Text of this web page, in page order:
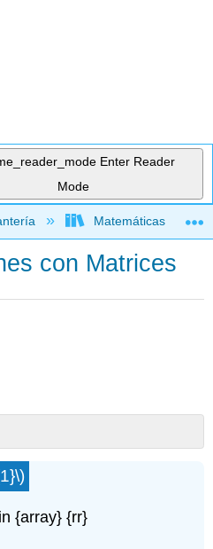
Enter Reader
Mode
jerarquía global
Matemáticas
con Matrices
{array} {rr}